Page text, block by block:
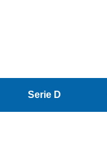
Serie D